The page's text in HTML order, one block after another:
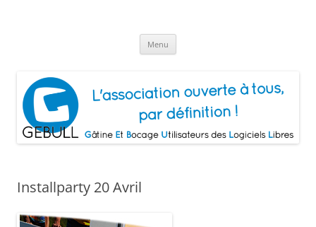
Logiciels Libres
Menu
Installparty 20 Avril